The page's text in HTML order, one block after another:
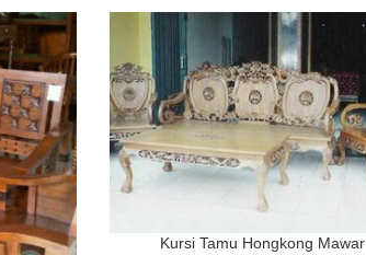
Kursi Tamu Hongkong Mawar